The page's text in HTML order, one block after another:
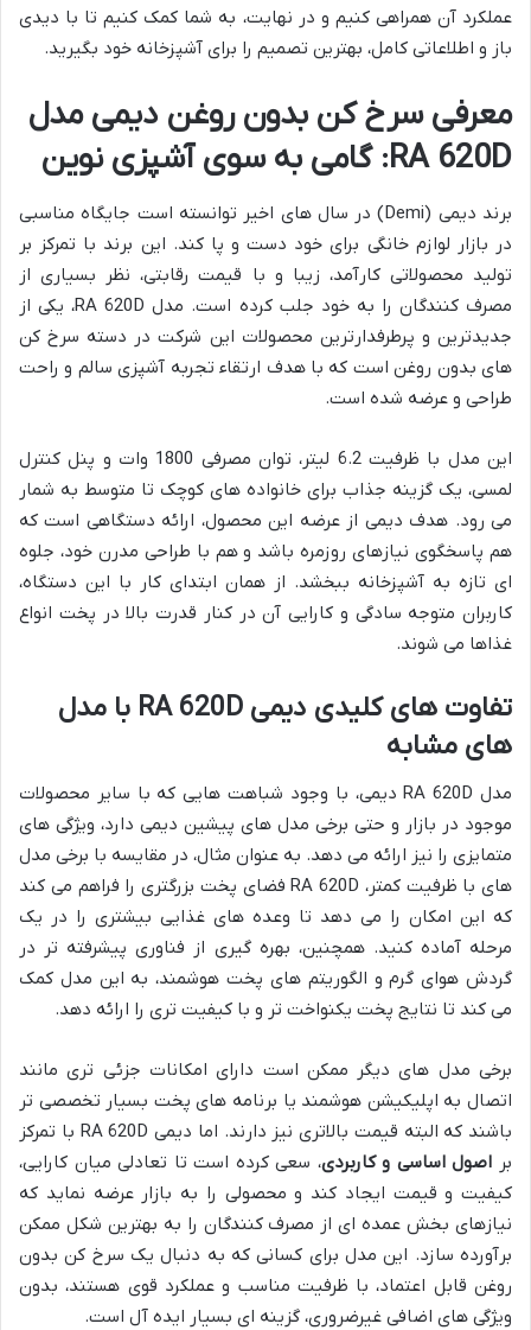
عملکرد آن همراهی کنیم و در نهایت، به شما کمک کنیم تا با دیدی
باز و اطلاعاتی کامل، بهترین تصمیم را برای آشپزخانه خود بگیرید.
معرفی سرخ کن بدون روغن دیمی مدل
RA 620D: گامی به سوی آشپزی نوین
برند دیمی (Demi) در سال های اخیر توانسته است جایگاه مناسبی
در بازار لوازم خانگی برای خود دست و پا کند. این برند با تمرکز بر
تولید محصولاتی کارآمد، زیبا و با قیمت رقابتی، نظر بسیاری از
مصرف کنندگان را به خود جلب کرده است. مدل RA 620D، یکی از
جدیدترین و پرطرفدارترین محصولات این شرکت در دسته سرخ کن
های بدون روغن است که با هدف ارتقاء تجربه آشپزی سالم و راحت
طراحی و عرضه شده است.
این مدل با ظرفیت 6.2 لیتر، توان مصرفی 1800 وات و پنل کنترل
لمسی، یک گزینه جذاب برای خانواده های کوچک تا متوسط به شمار
می رود. هدف دیمی از عرضه این محصول، ارائه دستگاهی است که
هم پاسخگوی نیازهای روزمره باشد و هم با طراحی مدرن خود، جلوه
ای تازه به آشپزخانه ببخشد. از همان ابتدای کار با این دستگاه،
کاربران متوجه سادگی و کارایی آن در کنار قدرت بالا در پخت انواع
غذاها می شوند.
تفاوت های کلیدی دیمی RA 620D با مدل
های مشابه
مدل RA 620D دیمی، با وجود شباهت هایی که با سایر محصولات
موجود در بازار و حتی برخی مدل های پیشین دیمی دارد، ویژگی های
متمایزی را نیز ارائه می دهد. به عنوان مثال، در مقایسه با برخی مدل
های با ظرفیت کمتر، RA 620D فضای پخت بزرگتری را فراهم می کند
که این امکان را می دهد تا وعده های غذایی بیشتری را در یک
مرحله آماده کنید. همچنین، بهره گیری از فناوری پیشرفته تر در
گردش هوای گرم و الگوریتم های پخت هوشمند، به این مدل کمک
می کند تا نتایج پخت یکنواخت تر و با کیفیت تری را ارائه دهد.
برخی مدل های دیگر ممکن است دارای امکانات جزئی تری مانند
اتصال به اپلیکیشن هوشمند یا برنامه های پخت بسیار تخصصی تر
باشند که البته قیمت بالاتری نیز دارند. اما دیمی RA 620D با تمرکز
بر اصول اساسی و کاربردی، سعی کرده است تا تعادلی میان کارایی،
کیفیت و قیمت ایجاد کند و محصولی را به بازار عرضه نماید که
نیازهای بخش عمده ای از مصرف کنندگان را به بهترین شکل ممکن
برآورده سازد. این مدل برای کسانی که به دنبال یک سرخ کن بدون
روغن قابل اعتماد، با ظرفیت مناسب و عملکرد قوی هستند، بدون
ویژگی های اضافی غیرضروری، گزینه ای بسیار ایده آل است.